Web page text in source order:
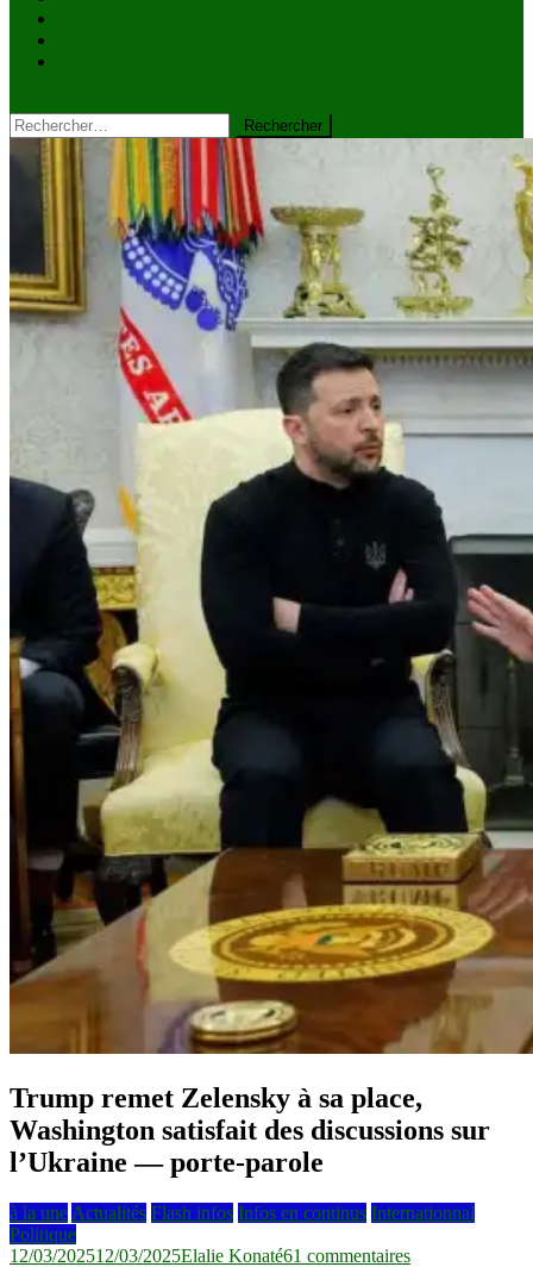
Rechercher :
Trump remet Zelensky à sa place,
Washington satisfait des discussions sur
l’Ukraine — porte-parole
à la une Actualités Flash infos Infos en continus Internationnal
Politique
12/03/202512/03/2025Elalie Konaté61 commentairessur